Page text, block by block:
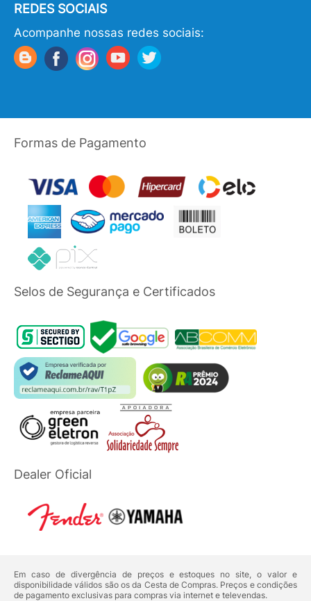
REDES SOCIAIS
Acompanhe nossas redes sociais:
Formas de Pagamento
Selos de Segurança e Certificados
Dealer Oficial
Em caso de divergência de preços e estoques no site, o valor e
disponibilidade válidos são os da Cesta de Compras. Preços e condições
de pagamento exclusivas para compras via internet e televendas.